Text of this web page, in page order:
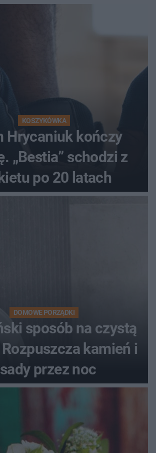
KOSZYKÓWKA
Hrycaniuk kończy
„Bestia” schodzi z
po 20 latach
DOMOWE PORZĄDKI
sposób na czystą
kamień i
przez noc